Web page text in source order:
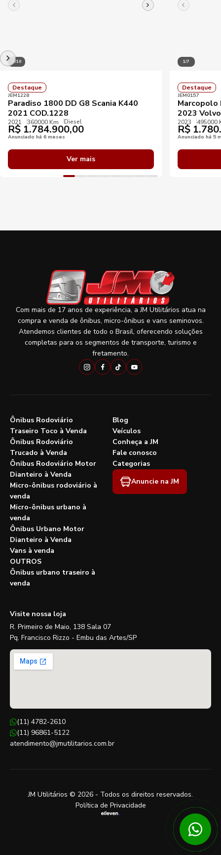
1/10
Destaque
JEM1228
Paradiso 1800 DD G8 Scania K440
2021 COD.1228
2021 360000 Km Diesel
R$ 1.784.900,00
Anunciado há 6 meses
Ver mais
1/7
Destaque
JEM0157
Marcopolo
2023
2023 495000
R$
Anunciado há 5
Com mais de 17 anos de experiência, a JM Utilitários atua na
compra e venda de ônibus, micro-ônibus e vans seminovos.
Atendemos clientes de todo o Brasil, oferecendo soluções
completas para os segmentos de transporte, turismo e
fretamento.
Ônibus Rodoviário
Traseiro Toco à Venda
Ônibus Rodoviário
Trucado à Venda
Ônibus Rodoviário Motor
Dianteiro à Venda
Micro-ônibus rodoviário à
venda
Micro-ônibus urbano à
venda
Ônibus Urbano Motor
Dianteiro à Venda
Vans à venda
OUTROS
Ônibus urbano traseiro à
venda
Blog
Veículos
Conheça a JM
Fale conosco
Categorias
Anuncie na JM
Visite nossa loja
R. Primeiro de Maio, 138 Sala 07
Pq. Francisco Rizzo - Embu das Artes/SP
(11) 4782-2610
(11) 96861-5122
atendimento@jmutilitarios.com.br
JM Utilitários © 2026 - Todos os direitos reservados.
Política de Privacidade